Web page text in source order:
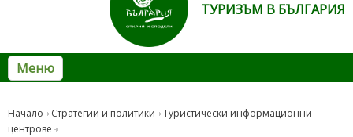
ТУРИЗЪМ В БЪЛГАРИЯ
Меню
Начало Стратегии и политики
Туристически информационни
центрове